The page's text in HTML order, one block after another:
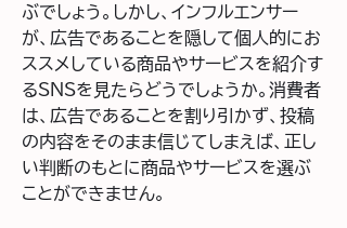
ぶでしょう。しかし、インフルエンサー
が、広告であることを隠して個人的にお
ススメしている商品やサービスを紹介す
るSNSを見たらどうでしょうか。消費者
は、広告であることを割り引かず、投稿
の内容をそのまま信じてしまえば、正し
い判断のもとに商品やサービスを選ぶ
ことができません。